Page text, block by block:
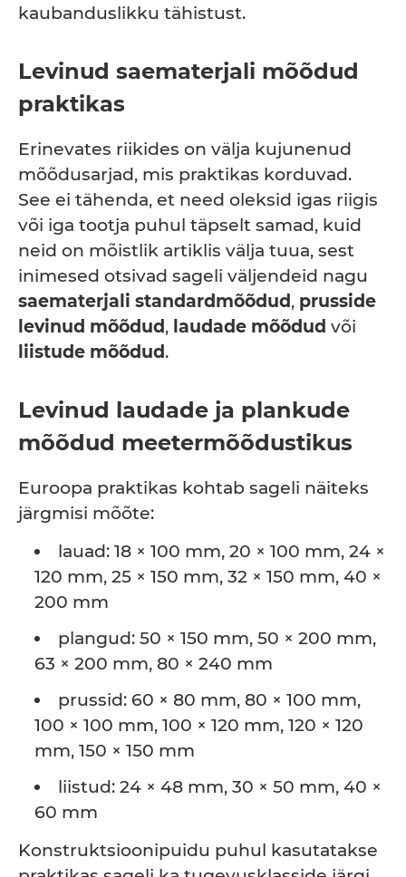
kaubanduslikku tähistust.
Levinud saematerjali mõõdud
praktikas
Erinevates riikides on välja kujunenud
mõõdusarjad, mis praktikas korduvad.
See ei tähenda, et need oleksid igas riigis
või iga tootja puhul täpselt samad, kuid
neid on mõistlik artiklis välja tuua, sest
inimesed otsivad sageli väljendeid nagu
saematerjali standardmõõdud , prusside
levinud mõõdud , laudade mõõdud või
liistude mõõdud .
Levinud laudade ja plankude
mõõdud meetermõõdustikus
Euroopa praktikas kohtab sageli näiteks
järgmisi mõõte:
lauad: 18 × 100 mm, 20 × 100 mm, 24 ×
120 mm, 25 × 150 mm, 32 × 150 mm, 40 ×
200 mm
plangud: 50 × 150 mm, 50 × 200 mm,
63 × 200 mm, 80 × 240 mm
prussid: 60 × 80 mm, 80 × 100 mm,
100 × 100 mm, 100 × 120 mm, 120 × 120
mm, 150 × 150 mm
liistud: 24 × 48 mm, 30 × 50 mm, 40 ×
60 mm
Konstruktsioonipuidu puhul kasutatakse